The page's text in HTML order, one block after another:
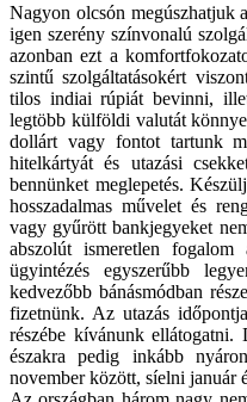
Nagyon olcsón megúszhatjuk
igen szerény színvonalú
azonban ezt a
szintű szolgáltatásokért
tilos indiai rúpiát bevinni,
legtöbb külföldi valutát
dollárt vagy fontot tartunk
hitelkártyát és utazási
bennünket meglepetés.
hosszadalmas művelet és
vagy gyűrött bankjegyeket
abszolút ismeretlen
ügyintézés egyszerűbb
kedvezőbb bánásmódban
fizetnünk. Az utazás
részébe kívánunk
északra pedig inkább
november között, síelni január